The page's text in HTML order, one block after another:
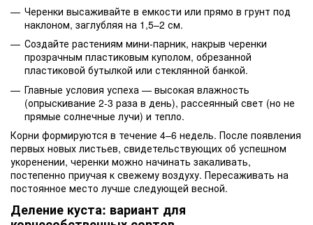
Черенки высаживайте в емкости или прямо в грунт под
наклоном, заглубляя на 1,5–2 см.
Создайте растениям мини-парник, накрыв черенки
прозрачным пластиковым куполом, обрезанной
пластиковой бутылкой или стеклянной банкой.
Главные условия успеха — высокая влажность
(опрыскивание 2-3 раза в день), рассеянный свет (но не
прямые солнечные лучи) и тепло.
Корни формируются в течение 4–6 недель. После появления
первых новых листьев, свидетельствующих об успешном
укоренении, черенки можно начинать закаливать,
постепенно приучая к свежему воздуху. Пересаживать на
постоянное место лучше следующей весной.
Деление куста: вариант для